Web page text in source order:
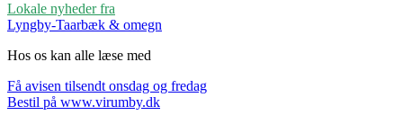
Lokale nyheder fra
Lyngby-Taarbæk & omegn
Hos os kan alle læse med
Få avisen tilsendt onsdag og fredag
Bestil på www.virumby.dk